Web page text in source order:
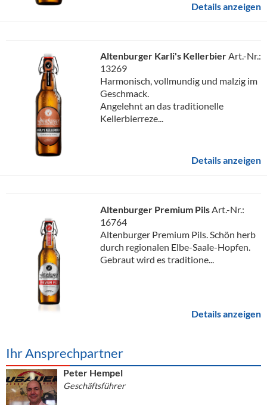
Details anzeigen
Altenburger Karli's KellerbierArt.-Nr.:
13269
Harmonisch, vollmundig und malzig im
Geschmack.
Angelehnt an das traditionelle
Kellerbierreze...
Details anzeigen
Altenburger Premium PilsArt.-Nr.:
16764
Altenburger Premium Pils. Schön herb
durch regionalen Elbe-Saale-Hopfen.
Gebraut wird es traditione...
Details anzeigen
Ihr Ansprechpartner
Peter Hempel
Geschäftsführer